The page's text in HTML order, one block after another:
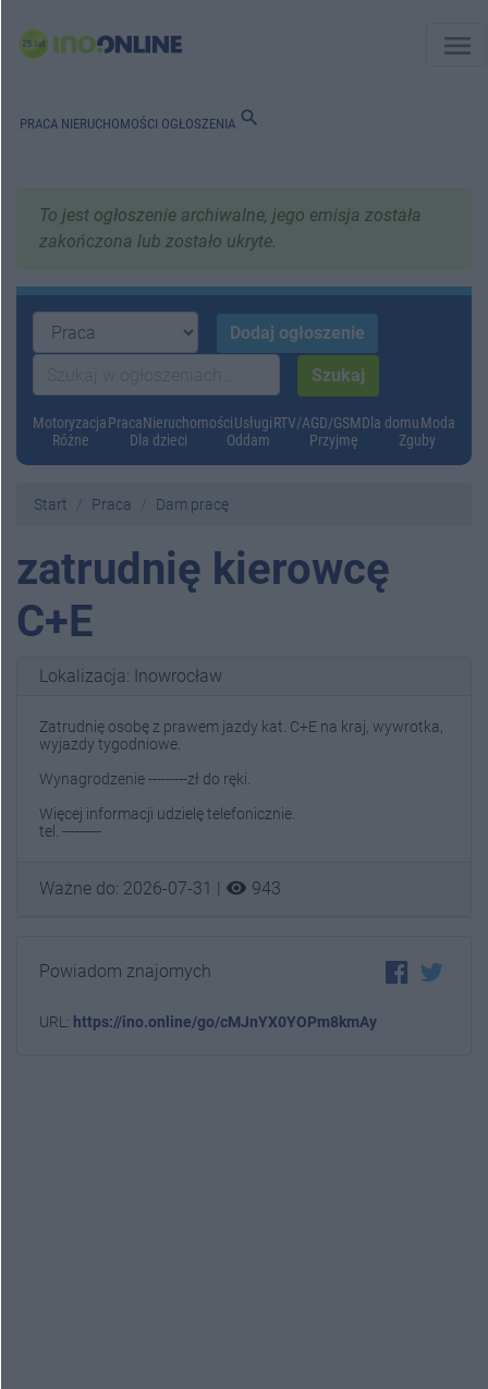
menu
PRACA NIERUCHOMOŚCI OGŁOSZENIA search
To jest ogłoszenie archiwalne, jego emisja została
zakończona lub zostało ukryte.
MotoryzacjaPracaNieruchomościUsługiRTV/AGD/GSMDla domuModa
Różne
Dla dzieci Oddam Przyjmę Zguby
Start Praca Dam pracę
zatrudnię kierowcę
C+E
Lokalizacja: Inowrocław
Zatrudnię osobę z prawem jazdy kat. C+E na kraj, wywrotka,
wyjazdy tygodniowe.
Wynagrodzenie ---------zł do ręki.
Więcej informacji udzielę telefonicznie.
tel. ---------
Ważne do: 2026-07-31 | visibility 943
Powiadom znajomych
URL: https://ino.online/go/cMJnYX0YOPm8kmAy